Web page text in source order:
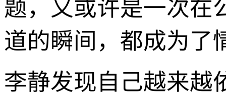
题，又或许是一次在
道的瞬间，都成为了
李静发现自己越来越